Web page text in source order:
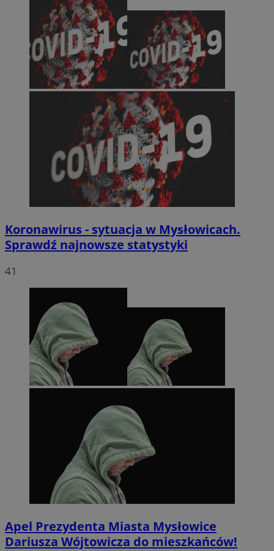
Koronawirus - sytuacja w Mysłowicach.
Sprawdź najnowsze statystyki
41
Apel Prezydenta Miasta Mysłowice
Dariusza Wójtowicza do mieszkańców!